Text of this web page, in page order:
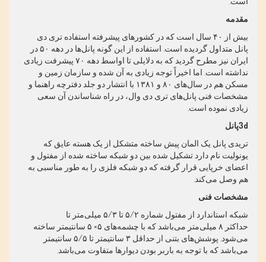
مقدمه
بیش از ۴۰ سال است که در کشورهای پیشرفته استفاده تری دی
پانل متداول گردیده است. استفاده از این گونه پانل‌ها در دهه ۵۰در
ایران نیز مطرح گردید که به دلایلی تا اواسط دهه ۷۰ پیشرفت زیادی
نداشته است. اما اخیراً توجه زیادی به آن شده و سازمان زمین و
مسکن هم در سال‌های ۸۰ و ۱۳۸۱ با انتشار دو جلد دفترچه راهنما و
مشخصات فنی پانل‌های تری دی وال، در راه شناساندن آن سعی
زیادی نموده است
3dپانل
تریدی پانل یک المان پیش ساخته متشکل از یک هسته عایق که
یونولیت نام دارد تشکیل شده بین دو شبکه ساخته شده از مفتول و
اعضای خرپایی قرار گرفته که دو شبکه فلزی را به طور مناسبی به
هم وصل می‌کند
مشخصات فنی
شبکه استاندارد از مفتول شماره ۵/۲تا ۵/۳ میلی‌متر تا
حداکثر ۸ میلی‌متر می‌باشد که با چشمه‌های ۵× ۵
سانتیمتر ساخته
می‌شود. پوشش‌های بتنی از حداقل ۳ سانتیمتر تا ۵/۵ سانتیمتر
می‌باشد که با توجه به باربر بودن دیوارها متفاوت می‌باشد